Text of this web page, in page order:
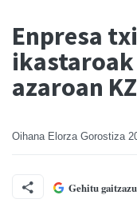
Enpresa
azaroan
Oihana Elorza Gorostiza
Gehitu